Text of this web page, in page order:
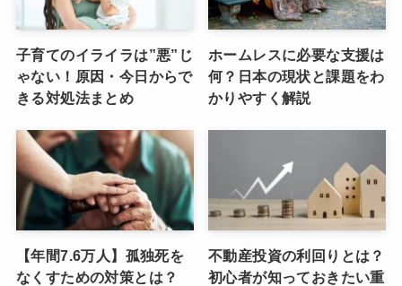
子育てのイライラは”悪”じ
ゃない！原因・今日からで
きる対処法まとめ
ホームレスに必要な支援は
何？日本の現状と課題をわ
かりやすく解説
【年間7.6万人】孤独死を
なくすための対策とは？
不動産投資の利回りとは？
初心者が知っておきたい重